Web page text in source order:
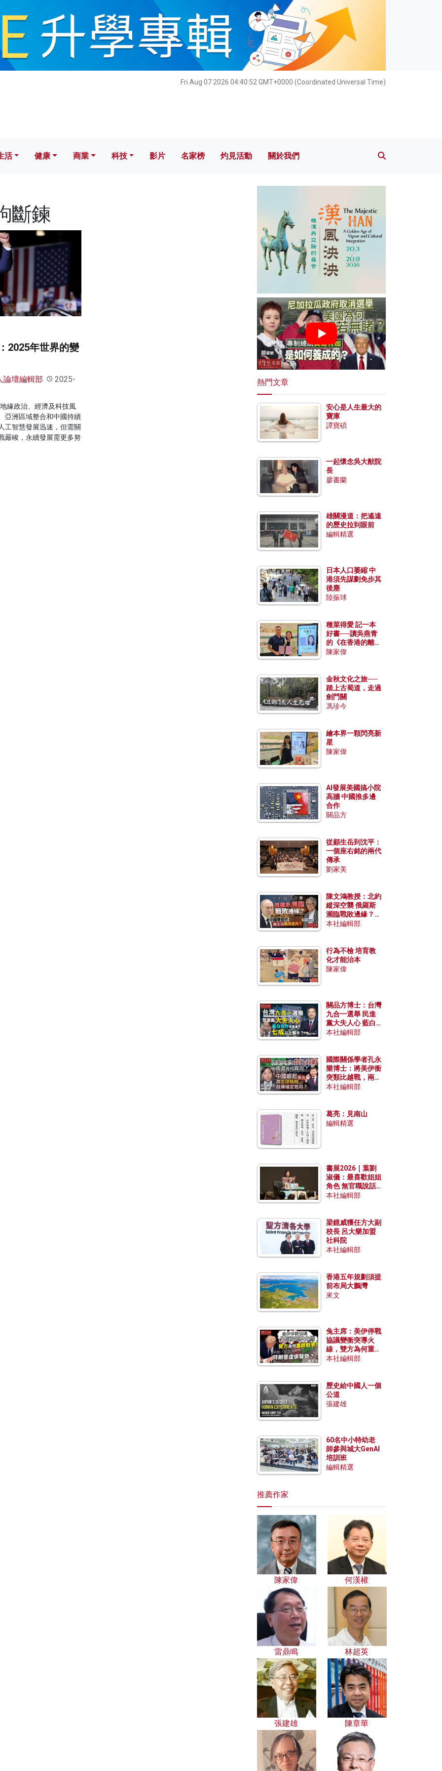
Fri Aug 07 2026 04:40:53 GMT+0000 (Coordinated Universal Time)
健康 科技 影片 名家榜 灼見活動 關於我們
活 健康 商業 科技 影片 名家榜 灼見活動 關於我們
斷鍊
2025年世界的變
論壇編輯部 2025-
緣政治、經濟及科技風
亞洲區域整合和中國持續
工智慧發展迅速，但需關
嚴峻，永續發展需更多努
熱門文章
安心是人生最大的
寶庫
譚寶碩
一起懷念吳大猷院
長
廖書蘭
雄關漫道：把遙遠
的歷史拉到眼前
編輯精選
日本人口萎縮 中
港須先謀劃免步其
後塵
陸振球
種菜得愛 記一本
好書──讀吳燕青
的《在香港的離島
種菜》
陳家偉
金秋文化之旅──
踏上古蜀道，走過
劍門關
馮珍今
繪本界一顆閃亮新
星
陳家偉
AI發展美國搞小院
高牆 中國推多邊
合作
關品方
從顧生岳到沈平：
一個座右銘的兩代
傳承
劉家美
陳文鴻教授：北約
縱深空襲 俄羅斯
瀕臨戰敗邊緣？中
國零部件能左右戰
本社編輯部
行為不檢 培育教
化才能治本
陳家偉
關品方博士：台灣
九合一選舉 民進
黨大失人心 藍白
合作有望拿下七成
本社編輯部
國際關係學者孔永
樂博士：將美伊衝
突類比越戰，兩者
有何異同？中國崛
本社編輯部
葛亮：見南山
編輯精選
書展2026｜葉劉
淑儀：最喜歡姐姐
角色 無官職說話
包袱少
本社編輯部
梁鏡威獲任方大副
校長 呂大樂加盟
社科院
本社編輯部
香港五年規劃須提
前布局大鵬灣
來文
兔主席：美伊停戰
協議變衝突導火
線，雙方為何重啟
戰爭？伊朗一早洞
本社編輯部
歷史給中國人一個
公道
張建雄
60名中小特幼老
師參與城大GenAI
培訓班
編輯精選
推薦作家
陳家偉 何漢權
雷鼎鳴 林超英
張建雄 陳章華